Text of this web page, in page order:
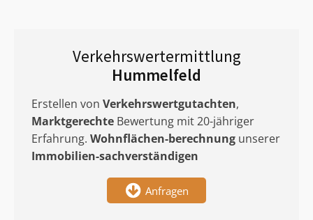
Verkehrswertermittlung
Hummelfeld
Erstellen von Verkehrswertgutachten,
Marktgerechte Bewertung mit 20-jähriger
Erfahrung. Wohnflächen-berechnung unserer
Immobilien-sachverständigen
Anfragen